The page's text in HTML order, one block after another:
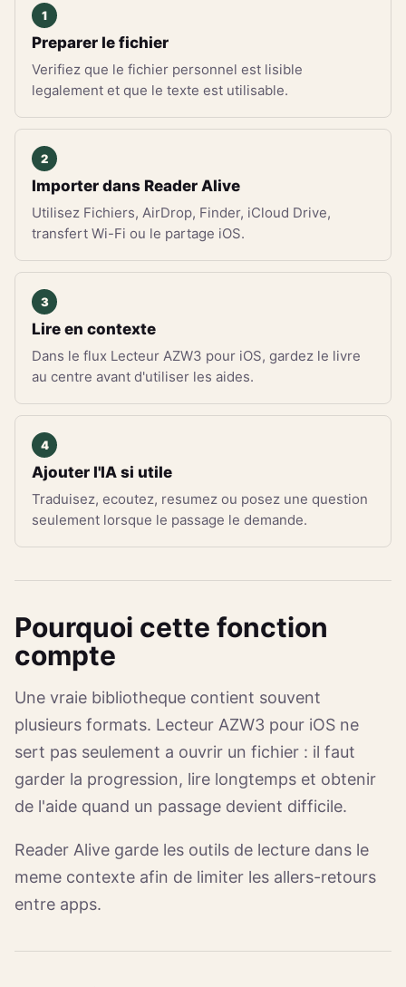
Preparer le fichier
Verifiez que le fichier personnel est lisible
legalement et que le texte est utilisable.
Importer dans Reader Alive
Utilisez Fichiers, AirDrop, Finder, iCloud Drive,
transfert Wi-Fi ou le partage iOS.
Lire en contexte
Dans le flux Lecteur AZW3 pour iOS, gardez le livre
au centre avant d'utiliser les aides.
Ajouter l'IA si utile
Traduisez, ecoutez, resumez ou posez une question
seulement lorsque le passage le demande.
Pourquoi cette fonction
compte
Une vraie bibliotheque contient souvent
plusieurs formats. Lecteur AZW3 pour iOS ne
sert pas seulement a ouvrir un fichier : il faut
garder la progression, lire longtemps et obtenir
de l'aide quand un passage devient difficile.
Reader Alive garde les outils de lecture dans le
meme contexte afin de limiter les allers-retours
entre apps.